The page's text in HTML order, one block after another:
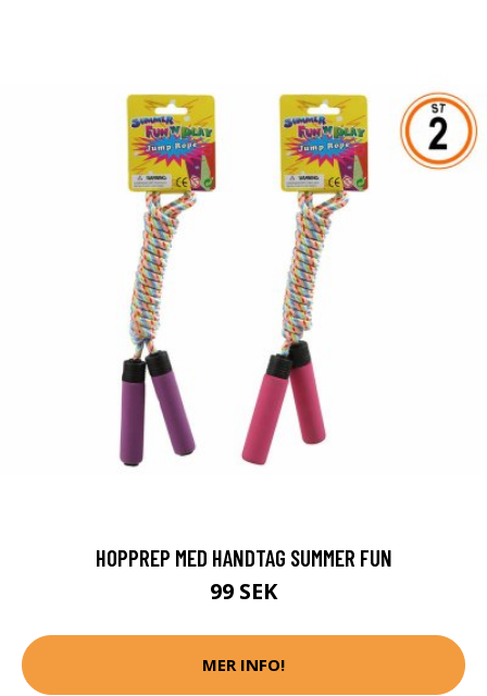
HOPPREP MED HANDTAG SUMMER FUN
99 SEK
MER INFO!